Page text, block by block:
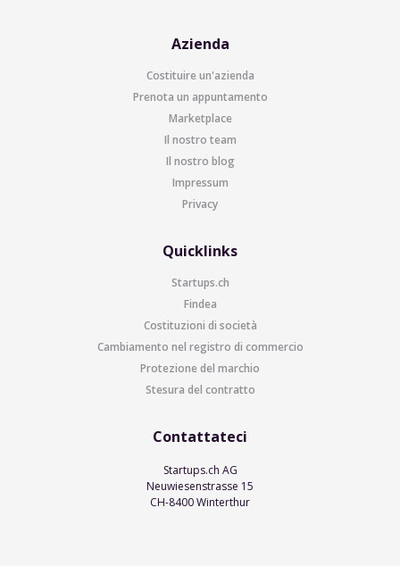
Azienda
Costituire un'azienda
Prenota un appuntamento
Marketplace
Il nostro team
Il nostro blog
Impressum
Privacy
Quicklinks
Startups.ch
Findea
Costituzioni di società
Cambiamento nel registro di commercio
Protezione del marchio
Stesura del contratto
Contattateci
Startups.ch AG
Neuwiesenstrasse 15
CH-8400 Winterthur